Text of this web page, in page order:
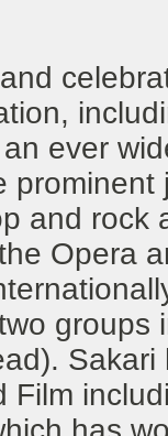
ever
and rock
Opera
Film